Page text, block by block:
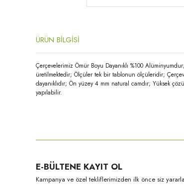
ÜRÜN BİLGİSİ
Çerçevelerimiz Ömür Boyu Dayanıklı %100
üretilmektedir; Ölçüler tek bir tablonun ölçüleridir;
dayanıklıdır; Ön yüzey 4 mm natural camdır; Yüksek
yapılabilir.
Ürün açıklamasında eksik bilgiler bulunuyor.
Ürün bilgilerinde hatalar bulunuyor.
E-BÜLTENE KAYIT OL
Kampanya ve özel tekliflerimizden ilk önce siz